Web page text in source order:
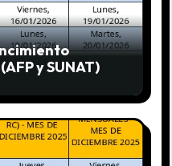
y SUNAT)